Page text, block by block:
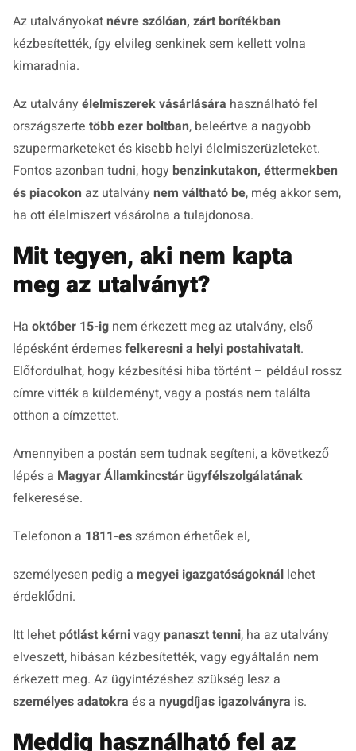
Az utalványokatnévre szólóan, zárt borítékban
kézbesítették, így elvileg senkinek sem kellett volna
kimaradnia.
Az utalvány élelmiszerek vásárlására használható fel
országszerte több ezer boltban, beleértve a nagyobb
szupermarketeket és kisebb helyi élelmiszerüzleteket.
Fontos azonban tudni, hogy benzinkutakon, éttermekben
és piacokon az utalvány nem váltható be, még akkor sem,
ha ott élelmiszert vásárolna a tulajdonosa.
Mit tegyen, aki nem kapta
meg az utalványt?
Ha október 15-ig nem érkezett meg az utalvány, első
lépésként érdemesfelkeresni a helyi postahivatalt.
Előfordulhat, hogy kézbesítési hiba történt – például rossz
címre vitték a küldeményt, vagy a postás nem találta
otthon a címzettet.
Amennyiben a postán sem tudnak segíteni, a következő
lépés a Magyar Államkincstár ügyfélszolgálatának
felkeresése.
Telefonon a 1811-es számon érhetőek el,
személyesen pedig a megyei igazgatóságoknál lehet
érdeklődni.
Itt lehet pótlást kérnivagy panaszt tenni, ha az utalvány
elveszett, hibásan kézbesítették, vagy egyáltalán nem
érkezett meg. Az ügyintézéshez szükség lesz a
személyes adatokra és a nyugdíjas igazolványra is.
Meddig használható fel az